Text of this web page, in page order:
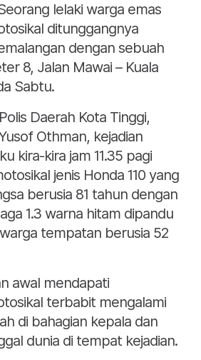
lelaki warga emas
ditunggangnya
dengan sebuah
8, Jalan Mawai – Kuala
Sabtu.
Daerah Kota Tinggi,
Othman, kejadian
kira-kira jam 11.35 pagi
jenis Honda 110 yang
berusia 81 tahun dengan
1.3 warna hitam dipandu
tempatan berusia 52
awal mendapati
terbabit mengalami
di bahagian kepala dan
dunia di tempat kejadian.